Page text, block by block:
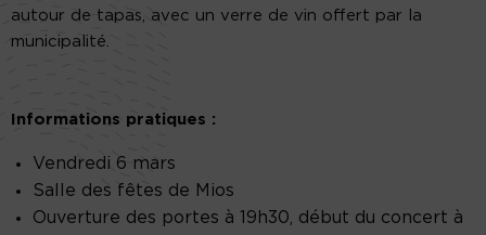
autour de tapas, avec un verre de vin offert par la
municipalité.
Informations pratiques :
Vendredi 6 mars
Salle des fêtes de Mios
Ouverture des portes à 19h30, début du concert à